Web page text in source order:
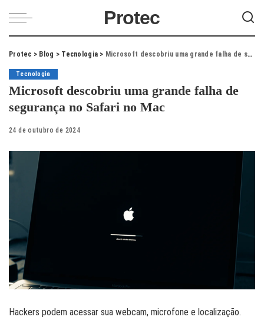
Protec
Protec > Blog > Tecnologia > Microsoft descobriu uma grande falha de segurança no Safari no Mac
Tecnologia
Microsoft descobriu uma grande falha de
segurança no Safari no Mac
24 de outubro de 2024
Hackers podem acessar sua webcam, microfone e localização.